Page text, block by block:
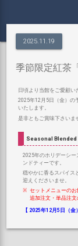
2025.11.19
季節限定紅茶
日頃より当館をご愛顧い
2025年12月5日（金）の
いたします。
是非ともご賞味下さいま
Seasonal Blended
2025年のホリデーシ
ンドティーです。
穏やかに香るスパイス
迎えくださいませ。
セットメニューのお
追加注文・単品注文
【 2025年12月5日（